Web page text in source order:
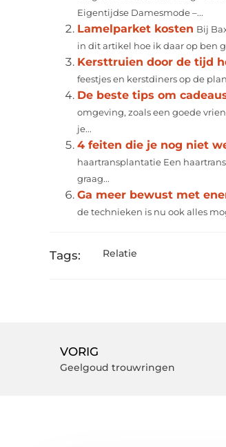
Eigentijdse Damesmode –...
Lamelparket kosten Bij
in dit artikel hoe ik daar op ben
Kersttruien door de tijd
feestjes en kerstdiners op de
De beste tips om
omgeving, zoals een goede
je...
4 feiten die je nog niet
haartransplantatie Een
graag...
Ga meer bewust met
de technieken is nu ook alles
Tags: Relatie
VORIG
Geelgoud trouwringen